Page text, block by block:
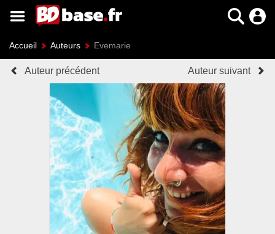
Accueil Auteurs Evemarie
Auteur précédent Auteur suivant